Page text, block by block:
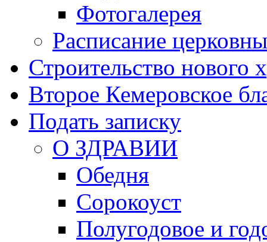
Фотогалерея
Расписание
Строительство нового
Второе Кемеровское
Подать записку
О ЗДРАВИИ
Обедня
Сорокоуст
Полугодовое и